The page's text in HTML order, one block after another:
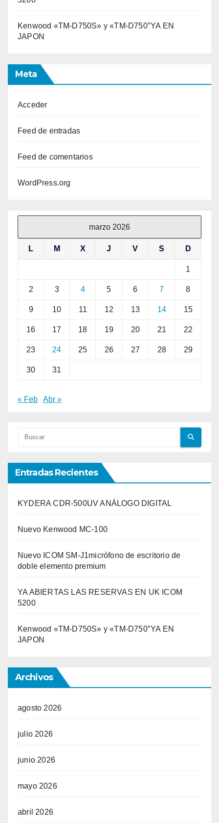
Kenwood «TM-D750S» y «TM-D750″YA EN
JAPON
Meta
Acceder
Feed de entradas
Feed de comentarios
WordPress.org
marzo 2026
L M X J V S D
1
2 3 4 5 6 7 8
9 10 11 12 13 14 15
16 17 18 19 20 21 22
23 24 25 26 27 28 29
30 31
« Feb Abr »
Entradas Recientes
KYDERA CDR-500UV ANÁLOGO DIGITAL
Nuevo Kenwood MC-100
Nuevo ICOM SM-J1micrófono de escritorio de
doble elemento premium
YA ABIERTAS LAS RESERVAS EN UK ICOM
5200
Kenwood «TM-D750S» y «TM-D750″YA EN
JAPON
Archivos
agosto 2026
julio 2026
junio 2026
mayo 2026
abril 2026